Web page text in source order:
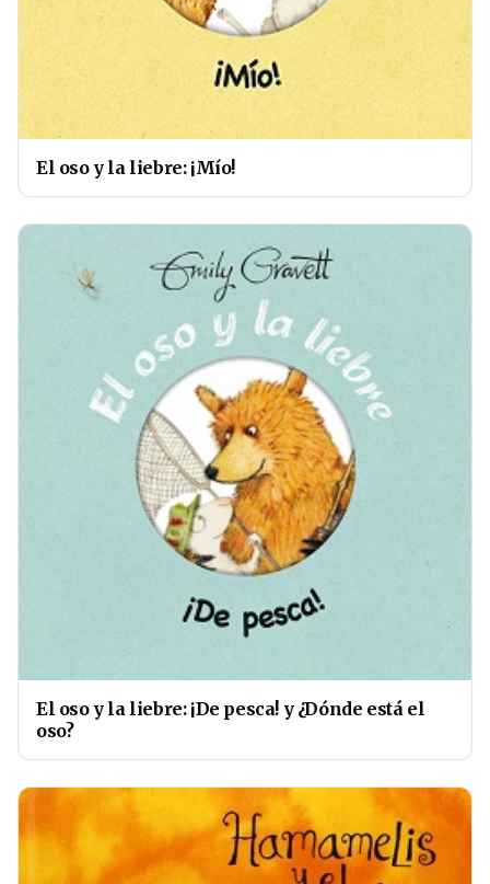
El oso y la liebre: ¡Mío!
El oso y la liebre: ¡De pesca! y ¿Dónde está el
oso?